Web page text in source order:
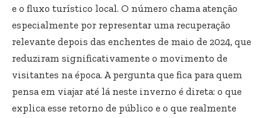
e o fluxo turístico local. O número chama atenção
especialmente por representar uma recuperação
relevante depois das enchentes de maio de 2024, que
reduziram significativamente o movimento de
visitantes na época. A pergunta que fica para quem
pensa em viajar até lá neste inverno é direta: o que
explica esse retorno de público e o que realmente